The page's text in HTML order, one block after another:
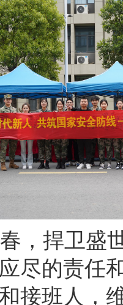
，捍卫盛
尽的责任
接班人，